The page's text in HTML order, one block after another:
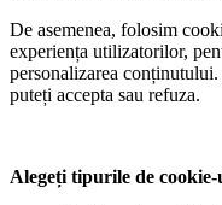
De asemenea, folosim
experiența utilizatorilor,
personalizarea
puteți accepta sau refuza.
Alegeți tipurile de